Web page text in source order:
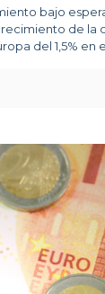
bajo
de la
del 1,5% en